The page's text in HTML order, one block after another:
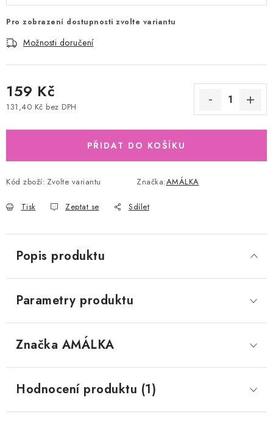
Pro zobrazení dostupnosti zvolte variantu
Možnosti doručení
159 Kč
131,40 Kč bez DPH
PŘIDAT DO KOŠÍKU
Kód zboží: Zvolte variantu Značka:AMÁLKA
Tisk Zeptat se Sdílet
Popis produktu
Parametry produktu
Značka AMÁLKA
Hodnocení produktu (1)